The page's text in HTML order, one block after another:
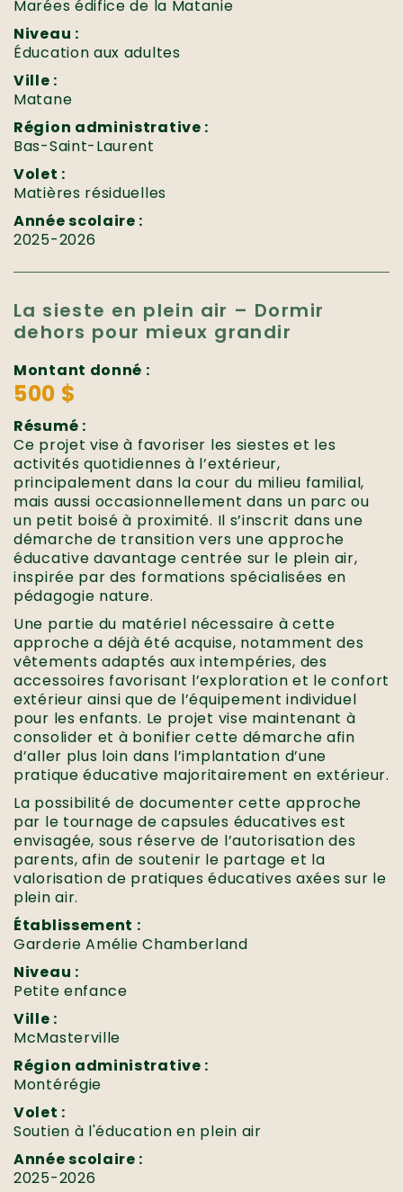
Marées édifice de la Matanie
Niveau :
Éducation aux adultes
Ville :
Matane
Région administrative :
Bas-Saint-Laurent
Volet :
Matières résiduelles
Année scolaire :
2025-2026
La sieste en plein air – Dormir
dehors pour mieux grandir
Montant donné :
500 $
Résumé :
Ce projet vise à favoriser les siestes et les
activités quotidiennes à l’extérieur,
principalement dans la cour du milieu familial,
mais aussi occasionnellement dans un parc ou
un petit boisé à proximité. Il s’inscrit dans une
démarche de transition vers une approche
éducative davantage centrée sur le plein air,
inspirée par des formations spécialisées en
pédagogie nature.
Une partie du matériel nécessaire à cette
approche a déjà été acquise, notamment des
vêtements adaptés aux intempéries, des
accessoires favorisant l’exploration et le confort
extérieur ainsi que de l’équipement individuel
pour les enfants. Le projet vise maintenant à
consolider et à bonifier cette démarche afin
d’aller plus loin dans l’implantation d’une
pratique éducative majoritairement en extérieur.
La possibilité de documenter cette approche
par le tournage de capsules éducatives est
envisagée, sous réserve de l’autorisation des
parents, afin de soutenir le partage et la
valorisation de pratiques éducatives axées sur le
plein air.
Établissement :
Garderie Amélie Chamberland
Niveau :
Petite enfance
Ville :
McMasterville
Région administrative :
Montérégie
Volet :
Soutien à l'éducation en plein air
Année scolaire :
2025-2026